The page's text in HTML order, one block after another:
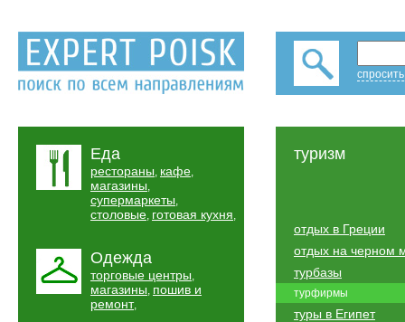
Еда
рестораны, кафе,
магазины,
супермаркеты,
столовые, готовая кухня,
Одежда
торговые центры,
магазины, пошив и
ремонт,
туризм
отдых в Греции
отдых на черном
турбазы
турфирмы
туры в Египет